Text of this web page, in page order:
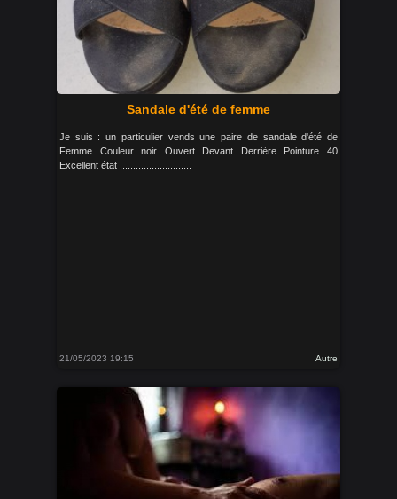
Sandale d'été de femme
Je suis : un particulier vends une paire de sandale d'été de
Femme Couleur noir Ouvert Devant Derrière Pointure 40
Excellent état ...........................
21/05/2023 19:15 Autre